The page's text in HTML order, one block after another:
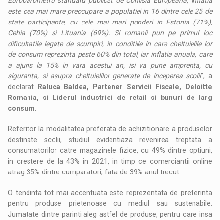
este cea mai mare preocupare a populatiei in 16 dintre cele 25 de
state participante, cu cele mai mari ponderi in Estonia (71%),
Cehia (70%) si Lituania (69%). Si romanii pun pe primul loc
dificultatile legate de scumpiri, in conditiile in care cheltuielile lor
de consum reprezinta peste 60% din total, iar inflatia anuala, care
a ajuns la 15% in vara acestui an, isi va pune amprenta, cu
siguranta, si asupra cheltuielilor generate de inceperea scolii”, a
declarat
Raluca Baldea, Partener Servicii Fiscale, Deloitte
Romania, si Liderul industriei de retail si bunuri de larg
consum
Referitor la modalitatea preferata de achizitionare a produselor
destinate scolii, studiul evidentiaza revenirea treptata a
consumatorilor catre magazinele fizice, cu 49% dintre optiuni,
in crestere de la 43% in 2021, in timp ce comerciantii online
atrag 35% dintre cumparatori, fata de 39% anul trecut.
O tendinta tot mai accentuata este reprezentata de preferinta
pentru produse prietenoase cu mediul sau sustenabile.
Jumatate dintre parinti aleg astfel de produse, pentru care insa